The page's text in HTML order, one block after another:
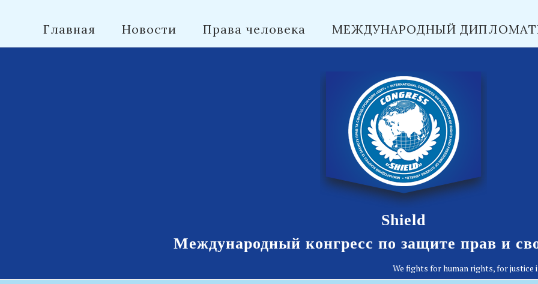
Главная Новости Права человека МЕЖДУНАРОДНЫЙ
Shield
Международный конгресс по защите прав и